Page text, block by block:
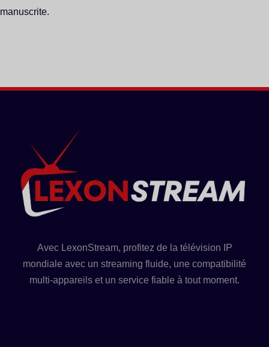
manuscrite.
Avec LexonStream, profitez de la télévision IP
mondiale avec un streaming fluide, une compatibilité
multi-appareils et un service fiable à tout moment.